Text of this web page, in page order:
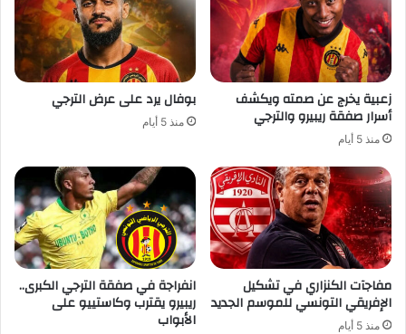
زعبية يخرج عن صمته ويكشف
أسرار صفقة ريبيرو والترجي
منذ 5 أيام
بوفال يرد على عرض الترجي
منذ 5 أيام
مفاجآت الكنزاري في تشكيل
الإفريقي التونسي للموسم الجديد
منذ 5 أيام
انفراجة في صفقة الترجي الكبرى..
ريبيرو يقترب وكاستييو على
الأبواب